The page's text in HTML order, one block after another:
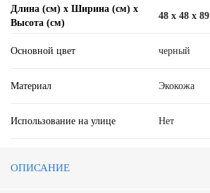
Длина (см) х Ширина (см) х
Высота (см)
48 x 48 x 89
Основной цвет черный
Материал Экокожа
Использование на улице Нет
ОПИСАНИЕ